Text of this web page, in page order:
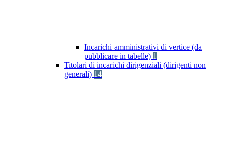
Incarichi amministrativi di vertice (da
pubblicare in tabelle) 1
Titolari di incarichi dirigenziali (dirigenti non
generali) 14